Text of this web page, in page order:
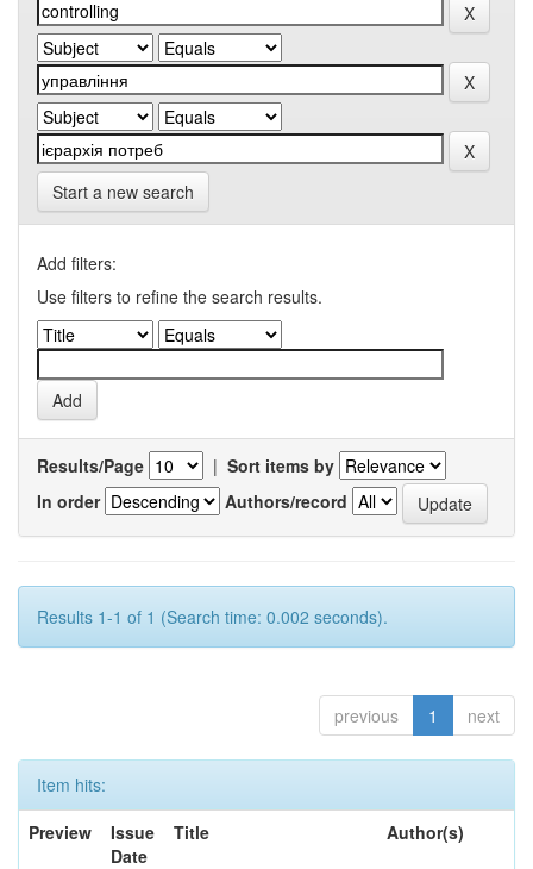
Start a new search
Add filters:
Use filters to refine the search results.
Results/Page | Sort items by
In order
Authors/record
Results 1-1 of 1 (Search time: 0.002 seconds).
previous 1 next
Item hits:
Preview
Issue
Date
Title Author(s)